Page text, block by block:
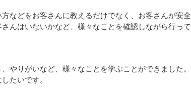
などをお客さんに教えるだけでなく、お客さんが安全
んはいないかなど、様々なことを確認しながら行って
やりがいなど、様々なことを学ぶことができました。
たいです。